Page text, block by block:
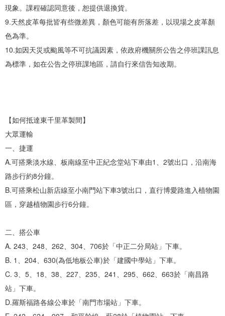
/東千里革製間收到訊息後，會協助安排預約，亦可以下單前先確認預
約細節。
·東千里革製間每月皆會公告開課皮革課程時段/地點，請至日期選項中
選填。
【團體預約】
·東千里革製間有多年團體課程教學經驗，提供企業、社團、學生團體
服務，可預約外出上課，多人另有優惠。
·團體課程預約請直接聯絡站內信詢問報名。
【此專業課程頁面包含以下課程】
/此款皮件兩小時內體驗課程請至以下頁面下單：
●染色課程：
現象。課程確認同意後，恕提供退換貨。
9.天然皮革每批皆有些微差異，顏色可能有所落差，以現場之皮革顏
色為準。
10.如因天災或颱風等不可抗議因素，依政府機關所公告之停班課訊息
為標準，如在公告之停班課地區，請自行來信告知改期。
【如何抵達東千里革製間】
大眾運輸
一、捷運
A.可搭乘淡水線、板南線至中正紀念堂站下車由1、2號出口，沿南海
路步行約8分鐘。
B.可搭乘松山新店線至小南門站下車3號出口，直行博愛路進入植物園
區，穿越植物園步行6分鐘。
二、搭公車
A. 243、248、262、304、706於「中正二分局站」下車。
B. 1、204、630(為低地板公車)於「建國中學站」下車。
C. 3、5、18、38、227、235、241、295、662、663於「南昌路
站」下車。
D.羅斯福路各線公車於「南門市場站」下車。